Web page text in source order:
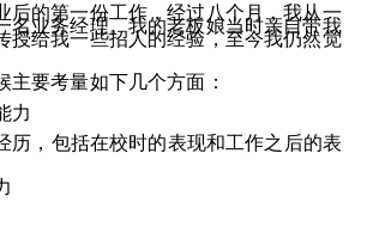
后的第一份工作，经过八个月，我从一
名业务经理。我的老板娘当时亲自带我
授给我一些招人的经验，至今我仍然觉
主要考量如下几个方面：
力
历，包括在校时的表现和工作之后的表